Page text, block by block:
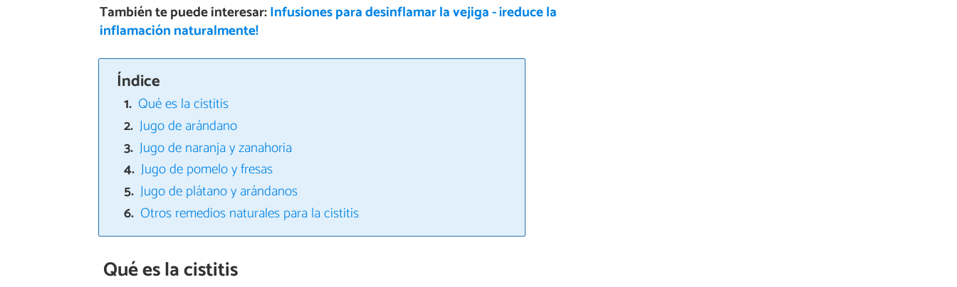
También te puede interesar:Infusiones para desinflamar la vejiga - ¡reduce la
inflamación naturalmente!
Índice
Qué es la cistitis
Jugo de arándano
Jugo de naranja y zanahoria
Jugo de pomelo y fresas
Jugo de plátano y arándanos
Otros remedios naturales para la cistitis
Qué es la cistitis